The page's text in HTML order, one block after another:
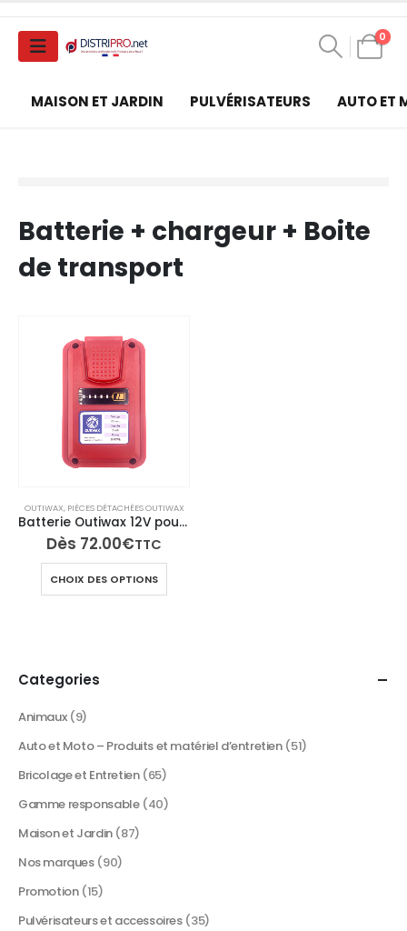
0
MAISON ET JARDIN PULVÉRISATEURS AUTO ET
Batterie + chargeur + Boite
de transport
OUTIWAX, PIÈCES DÉTACHÉES OUTIWAX
Batterie Outiwax 12V pour pulvérisateur Jetwax 35 – Batterie externe rechargeable Lithium-ion – Sans effet mémoire
Dès 72.00€TTC
CHOIX DES OPTIONS
produit
choisies
page
Categories
Animaux (9)
Auto et Moto – Produits et matériel d’entretien (51)
Bricolage et Entretien (65)
Gamme responsable (40)
Maison et Jardin (87)
Nos marques (90)
Promotion (15)
Pulvérisateurs et accessoires (35)